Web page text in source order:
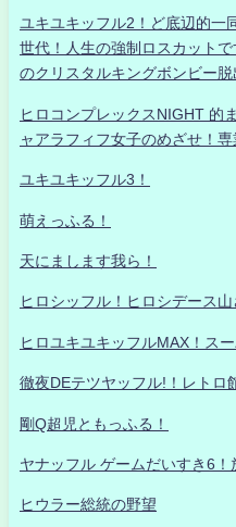
ユキユキッフル2！ど底辺的一
世代！人生の強制ロスカット
のクリスタルキングボンビー
ヒロコンプレックスNIGHT 的
ャアラフィフ女子のめざせ！
ユキユキッフル3！
萌えっふる！
天にまします我ら！
ヒロシッフル！ヒロシデース
ヒロユキユキッフルMAX！ス
徹夜DEテツヤッフル!！レトロ
剛Q超児ともっふる！
ヤナッフル ゲームだいすき6！
ヒウラー総統の野望